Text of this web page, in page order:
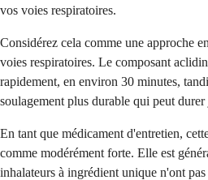
vos voies respiratoires.
Considérez cela comme une approche
voies respiratoires. Le composant
rapidement, en environ 30 minutes,
soulagement plus durable qui peut durer
En tant que médicament d'entretien,
comme modérément forte. Elle est
inhalateurs à ingrédient unique n'ont